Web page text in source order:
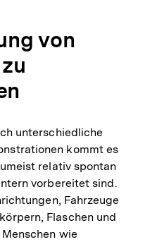
von
unterschiedliche
kommt es
relativ spontan
vorbereitet sind.
Fahrzeuge
Flaschen und
wie